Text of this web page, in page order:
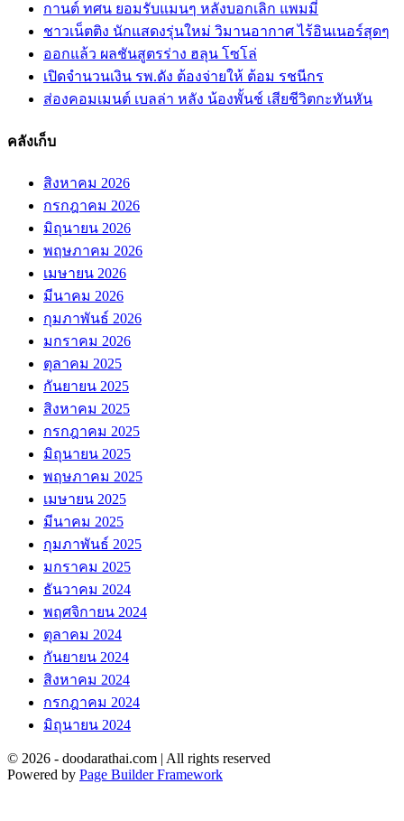
กานต์ ทศน ยอมรับแมนๆ หลังบอกเลิก แพมมี่
ชาวเน็ตติง นักแสดงรุ่นใหม่ วิมานอากาศ ไร้อินเนอร์สุดๆ
ออกแล้ว ผลชันสูตรร่าง ฮลุน โซโล่
เปิดจำนวนเงิน รพ.ดัง ต้องจ่ายให้ ต้อม รชนีกร
ส่องคอมเมนต์ เบลล่า หลัง น้องพั้นช์ เสียชีวิตกะทันหัน
คลังเก็บ
สิงหาคม 2026
กรกฎาคม 2026
มิถุนายน 2026
พฤษภาคม 2026
เมษายน 2026
มีนาคม 2026
กุมภาพันธ์ 2026
มกราคม 2026
ตุลาคม 2025
กันยายน 2025
สิงหาคม 2025
กรกฎาคม 2025
มิถุนายน 2025
พฤษภาคม 2025
เมษายน 2025
มีนาคม 2025
กุมภาพันธ์ 2025
มกราคม 2025
ธันวาคม 2024
พฤศจิกายน 2024
ตุลาคม 2024
กันยายน 2024
สิงหาคม 2024
กรกฎาคม 2024
มิถุนายน 2024
© 2026 - doodarathai.com | All rights reserved
Powered by Page Builder Framework